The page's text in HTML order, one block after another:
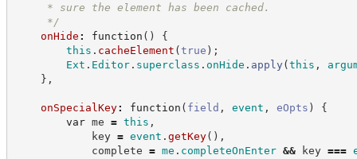
* sure the element has been cached.
*/
onHide : function ( )
{
this . cacheElement (true ) ;
Ext . Editor. superclass . onHide . apply (this ,
} ,
onSpecialKey: function ( field , event , eOpts )
{
var me = this ,
key = event . getKey( ) ,
complete = me . completeOnEnter && key ===